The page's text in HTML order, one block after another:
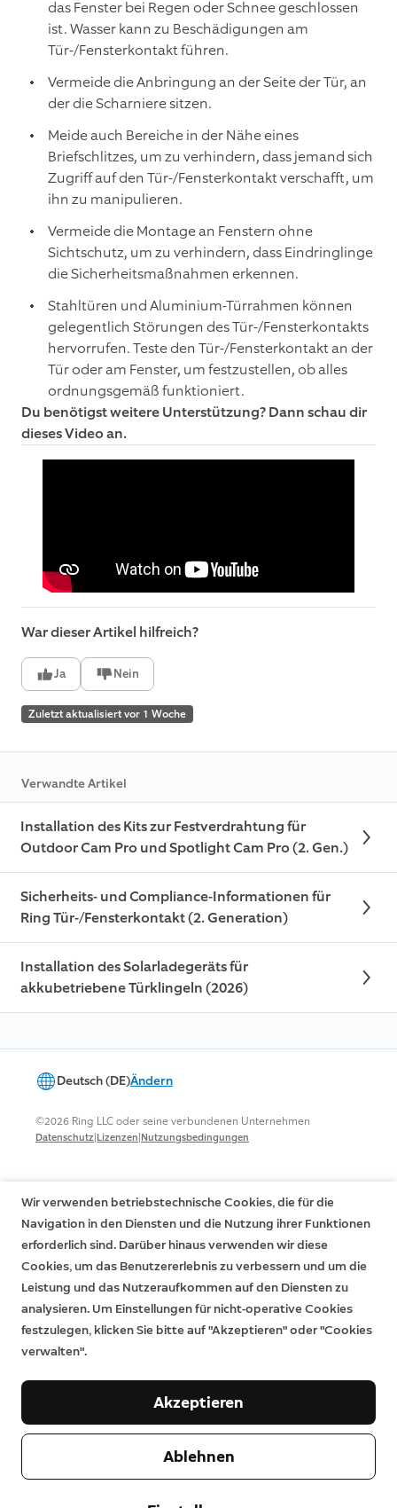
das Fenster bei Regen oder Schnee geschlossen
ist. Wasser kann zu Beschädigungen am
Tür-/Fensterkontakt führen.
Vermeide die Anbringung an der Seite der Tür, an
der die Scharniere sitzen.
Meide auch Bereiche in der Nähe eines
Briefschlitzes, um zu verhindern, dass jemand sich
Zugriff auf den Tür-/Fensterkontakt verschafft, um
ihn zu manipulieren.
Vermeide die Montage an Fenstern ohne
Sichtschutz, um zu verhindern, dass Eindringlinge
die Sicherheitsmaßnahmen erkennen.
Stahltüren und Aluminium-Türrahmen können
gelegentlich Störungen des Tür-/Fensterkontakts
hervorrufen. Teste den Tür-/Fensterkontakt an der
Tür oder am Fenster, um festzustellen, ob alles
ordnungsgemäß funktioniert.
Du benötigst weitere Unterstützung? Dann schau dir
dieses Video an.
War dieser Artikel hilfreich?
Ja Nein
Zuletzt aktualisiert vor 1 Woche
Verwandte Artikel
Installation des Kits zur Festverdrahtung für
Outdoor Cam Pro und Spotlight Cam Pro (2. Gen.)
Sicherheits- und Compliance-Informationen für
Ring Tür-/Fensterkontakt (2. Generation)
Installation des Solarladegeräts für
akkubetriebene Türklingeln (2026)
Deutsch (DE)Ändern
©2026 Ring LLC oder seine verbundenen Unternehmen
Datenschutz|Lizenzen|Nutzungsbedingungen
Wir verwenden betriebstechnische Cookies, die für die
Navigation in den Diensten und die Nutzung ihrer Funktionen
erforderlich sind. Darüber hinaus verwenden wir diese
Cookies, um das Benutzererlebnis zu verbessern und um die
Leistung und das Nutzeraufkommen auf den Diensten zu
analysieren. Um Einstellungen für nicht-operative Cookies
festzulegen, klicken Sie bitte auf "Akzeptieren" oder "Cookies
verwalten".
Ablehnen
Akzeptieren